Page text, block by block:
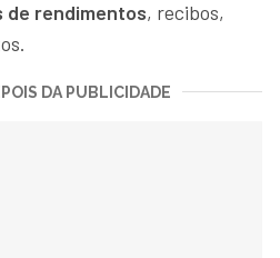
de rendimentos, recibos,
DA PUBLICIDADE